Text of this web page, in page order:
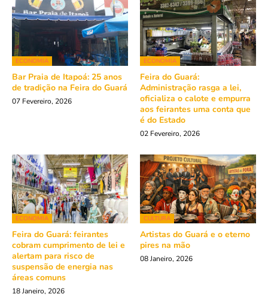
ECONOMIA
Bar Praia de Itapoá: 25 anos
de tradição na Feira do Guará
07 Fevereiro, 2026
ECONOMIA
Feira do Guará:
Administração rasga a lei,
oficializa o calote e empurra
aos feirantes uma conta que
é do Estado
02 Fevereiro, 2026
ECONOMIA
Feira do Guará: feirantes
cobram cumprimento de lei e
alertam para risco de
suspensão de energia nas
áreas comuns
18 Janeiro, 2026
CULTURA
Artistas do Guará e o eterno
pires na mão
08 Janeiro, 2026